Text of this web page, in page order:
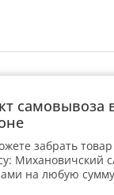
самовывоза
забрать
Михановичский
на любую